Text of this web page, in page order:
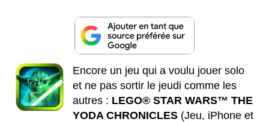
Encore un jeu qui a voulu jouer solo
et ne pas sortir le jeudi comme les
autres : LEGO® STAR WARS™ THE
YODA CHRONICLES (Jeu, iPhone et